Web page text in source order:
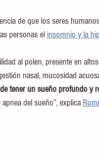
de que los seres
personas el insomnio y la
al polen, presente en
nasal, mucosidad
tener un sueño profundo y
del sueño”, explica